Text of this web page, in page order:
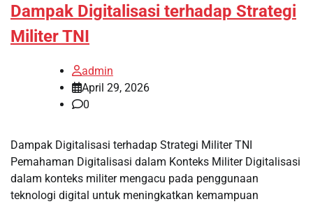
Dampak Digitalisasi terhadap Strategi
Militer TNI
admin
April 29, 2026
0
Dampak Digitalisasi terhadap Strategi Militer TNI
Pemahaman Digitalisasi dalam Konteks Militer Digitalisasi
dalam konteks militer mengacu pada penggunaan
teknologi digital untuk meningkatkan kemampuan